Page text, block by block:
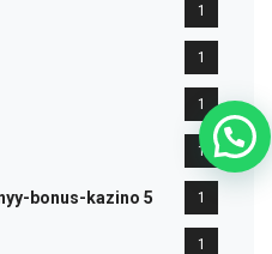
1
1
1
1
bonus-kazino 5 1
1